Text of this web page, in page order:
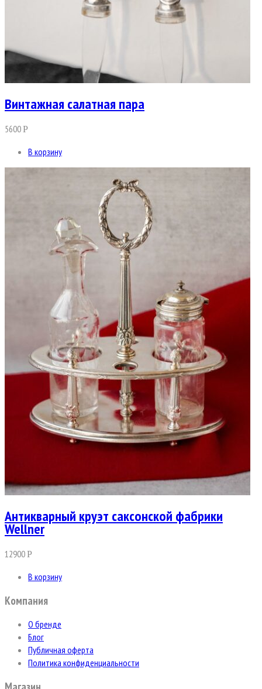
Винтажная салатная пара
5600Р
В корзину
Антикварный круэт саксонской фабрики
Wellner
12900Р
В корзину
Компания
О бренде
Блог
Публичная оферта
Политика конфиденциальности